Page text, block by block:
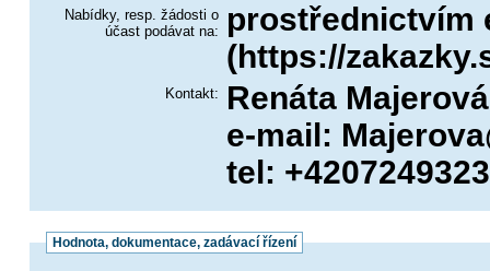
Nabídky, resp. žádosti o
účast podávat na:
prostřednictvím
(https://
Kontakt:
Renáta Majerová
e-mail:
tel:
Hodnota, dokumentace, zadávací řízení